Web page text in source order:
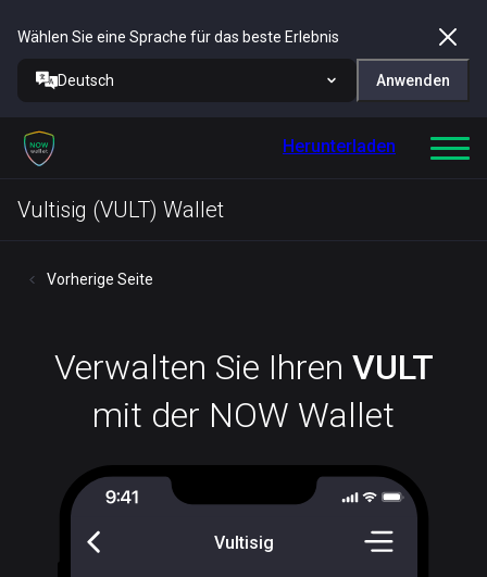
Wählen Sie eine Sprache für das beste Erlebnis
Deutsch Anwenden
Herunterladen
Vultisig (VULT) Wallet
Vorherige Seite
Verwalten Sie Ihren VULT
mit der NOW Wallet
Vultisig